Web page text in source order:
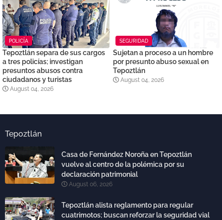
POLICÍA
Tepoztlán separa de sus cargos
a tres policías; investigan
presuntos abusos contra
ciudadanos y turistas
August 04, 2026
SEGURIDAD
Sujetan a proceso a un hombre
por presunto abuso sexual en
Tepoztlán
August 04, 2026
Tepoztlán
Casa de Fernández Noroña en Tepoztlán
vuelve al centro de la polémica por su
declaración patrimonial
August 06, 2026
Tepoztlán alista reglamento para regular
cuatrimotos; buscan reforzar la seguridad vial